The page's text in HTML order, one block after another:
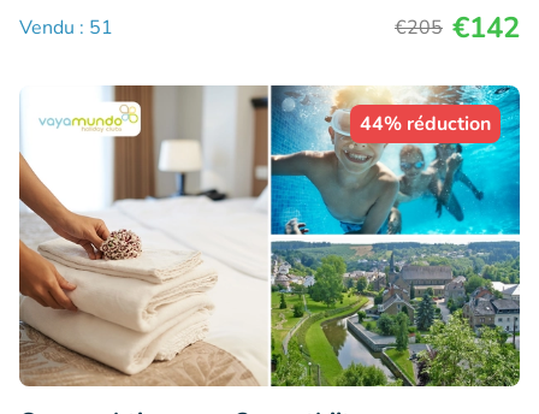
Vendu : 51
€205 €142
44% réduction